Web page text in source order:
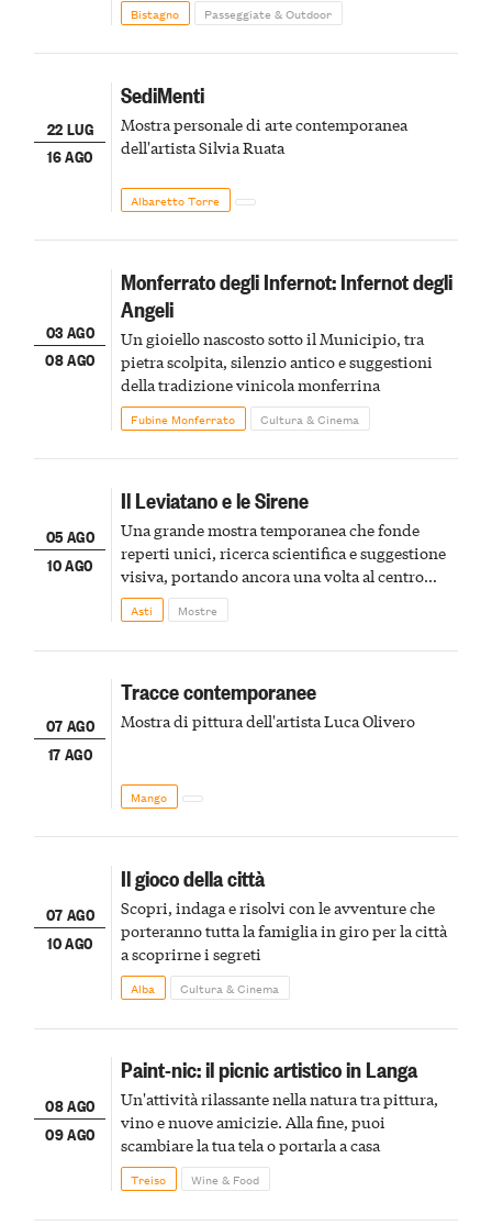
Bistagno Passeggiate & Outdoor
22 LUG
16 AGO
SediMenti
Mostra personale di arte contemporanea
dell'artista Silvia Ruata
Albaretto Torre
03 AGO
08 AGO
Monferrato degli Infernot: Infernot degli
Angeli
Un gioiello nascosto sotto il Municipio, tra
pietra scolpita, silenzio antico e suggestioni
della tradizione vinicola monferrina
Fubine Monferrato Cultura & Cinema
05 AGO
10 AGO
Il Leviatano e le Sirene
Una grande mostra temporanea che fonde
reperti unici, ricerca scientifica e suggestione
visiva, portando ancora una volta al centro
della scena le meraviglie del passato astigiano
Asti Mostre
07 AGO
17 AGO
Tracce contemporanee
Mostra di pittura dell'artista Luca Olivero
Mango
07 AGO
10 AGO
Il gioco della città
Scopri, indaga e risolvi con le avventure che
porteranno tutta la famiglia in giro per la città
a scoprirne i segreti
Alba Cultura & Cinema
08 AGO
09 AGO
Paint-nic: il picnic artistico in Langa
Un'attività rilassante nella natura tra pittura,
vino e nuove amicizie. Alla fine, puoi
scambiare la tua tela o portarla a casa
Treiso Wine & Food